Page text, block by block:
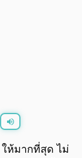
/
ให้มากที่สุด ไม่